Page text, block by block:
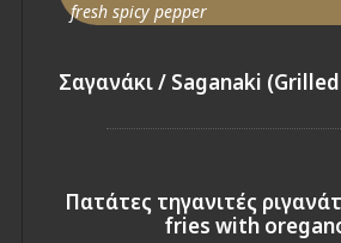
fresh spicy pepper
Σαγανάκι / Saganaki
Πατάτες τηγανιτές
fries with